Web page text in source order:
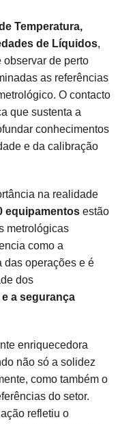
Temperatura,
de Líquidos,
observar de perto
as referências
O contacto
que sustenta a
conhecimentos
e da calibração
na realidade
equipamentos estão
metrológicas
como a
das operações e é
dos
a segurança
enriquecedora
não só a solidez
como também o
do setor.
refletiu o